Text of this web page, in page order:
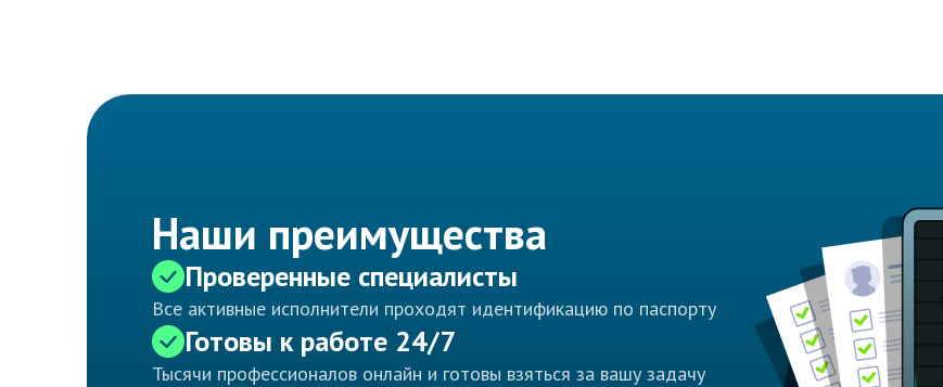
Наши преимущества
Проверенные специалисты
Все активные исполнители проходят идентификацию по паспорту
Готовы к работе 24/7
Тысячи профессионалов онлайн и готовы взяться за вашу задачу